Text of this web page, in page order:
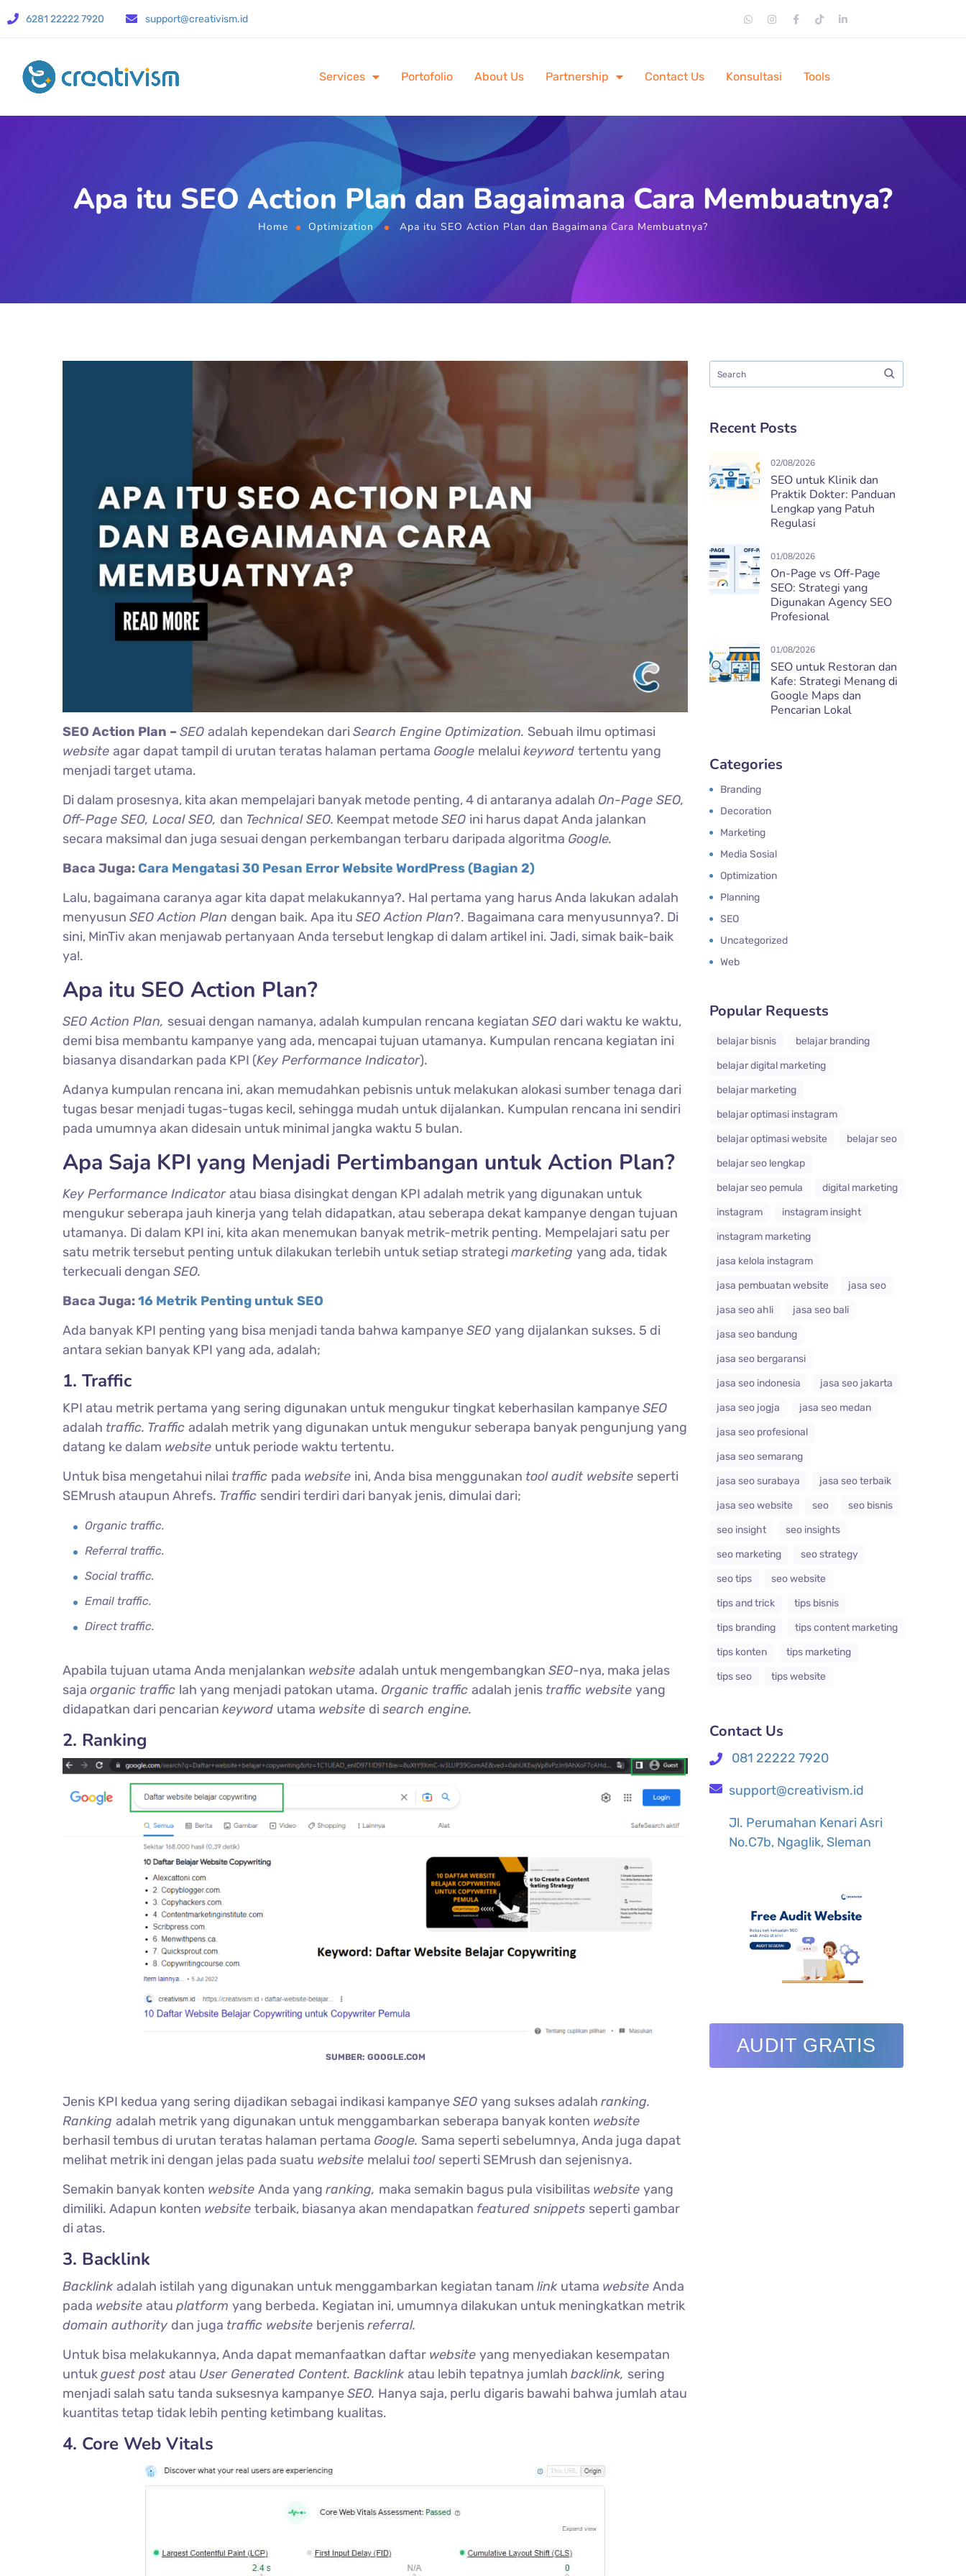
6281 22222 7920 support@creativism.id
Services Portofolio About Us Partnership Contact Us Konsultasi Tools
Apa itu SEO Action Plan dan Bagaimana Cara Membuatnya?
Home Optimization Apa itu SEO Action Plan dan Bagaimana Cara Membuatnya?
SEO Action Plan –SEO adalah kependekan dari Search Engine Optimization. Sebuah ilmu optimasi
website agar dapat tampil di urutan teratas halaman pertama Google melalui keyword tertentu yang
menjadi target utama.
Di dalam prosesnya, kita akan mempelajari banyak metode penting, 4 di antaranya adalah On-Page SEO,
Off-Page SEO, Local SEO, dan Technical SEO. Keempat metodeSEO ini harus dapat Anda jalankan
secara maksimal dan juga sesuai dengan perkembangan terbaru daripada algoritma Google.
Baca Juga:Cara Mengatasi 30 Pesan Error Website WordPress (Bagian 2)
Lalu, bagaimana caranya agar kita dapat melakukannya?. Hal pertama yang harus Anda lakukan adalah
menyusun SEO Action Plan dengan baik. Apa itu SEO Action Plan?. Bagaimana cara menyusunnya?. Di
sini, MinTiv akan menjawab pertanyaan Anda tersebut lengkap di dalam artikel ini. Jadi, simak baik-baik
ya!.
Apa itu SEO Action Plan?
SEO Action Plan, sesuai dengan namanya, adalah kumpulan rencana kegiatan SEO dari waktu ke waktu,
demi bisa membantu kampanye yang ada, mencapai tujuan utamanya. Kumpulan rencana kegiatan ini
biasanya disandarkan pada KPI (Key Performance Indicator).
Adanya kumpulan rencana ini, akan memudahkan pebisnis untuk melakukan alokasi sumber tenaga dari
tugas besar menjadi tugas-tugas kecil, sehingga mudah untuk dijalankan. Kumpulan rencana ini sendiri
pada umumnya akan didesain untuk minimal jangka waktu 5 bulan.
Apa Saja KPI yang Menjadi Pertimbangan untuk Action Plan?
Key Performance Indicatoratau biasa disingkat dengan KPI adalah metrik yang digunakan untuk
mengukur seberapa jauh kinerja yang telah didapatkan, atau seberapa dekat kampanye dengan tujuan
utamanya. Di dalam KPI ini, kita akan menemukan banyak metrik-metrik penting. Mempelajari satu per
satu metrik tersebut penting untuk dilakukan terlebih untuk setiap strategi marketing yang ada, tidak
terkecuali dengan SEO.
Baca Juga:16 Metrik Penting untuk SEO
Ada banyak KPI penting yang bisa menjadi tanda bahwa kampanyeSEO yang dijalankan sukses. 5 di
antara sekian banyak KPI yang ada, adalah;
1. Traffic
KPI atau metrik pertama yang sering digunakan untuk mengukur tingkat keberhasilan kampanyeSEO
adalah traffic. Traffic adalah metrik yang digunakan untuk mengukur seberapa banyak pengunjung yang
datang ke dalam website untuk periode waktu tertentu.
Untuk bisa mengetahui nilai traffic pada website ini, Anda bisa menggunakan tool audit website seperti
SEMrush ataupun Ahrefs. Traffic sendiri terdiri dari banyak jenis, dimulai dari;
Organic traffic.
Referral traffic.
Social traffic.
Email traffic.
Direct traffic.
Apabila tujuan utama Anda menjalankan website adalah untuk mengembangkan SEO-nya, maka jelas
saja organic traffic lah yang menjadi patokan utama. Organic traffic adalah jenis traffic website yang
didapatkan dari pencarian keyword utama website di search engine.
2. Ranking
SUMBER: GOOGLE.COM
Jenis KPI kedua yang sering dijadikan sebagai indikasi kampanyeSEO yang sukses adalah ranking.
Ranking adalah metrik yang digunakan untuk menggambarkan seberapa banyak konten website
berhasil tembus di urutan teratas halaman pertama Google. Sama seperti sebelumnya, Anda juga dapat
melihat metrik ini dengan jelas pada suatu website melalui tool seperti SEMrush dan sejenisnya.
Semakin banyak konten website Anda yang ranking, maka semakin bagus pula visibilitas website yang
dimiliki. Adapun konten website terbaik, biasanya akan mendapatkan featured snippets seperti gambar
di atas.
3. Backlink
Backlink adalah istilah yang digunakan untuk menggambarkan kegiatan tanam link utama website Anda
pada website atau platform yang berbeda. Kegiatan ini, umumnya dilakukan untuk meningkatkan metrik
domain authority dan juga traffic website berjenisreferral.
Untuk bisa melakukannya, Anda dapat memanfaatkan daftar website yang menyediakan kesempatan
untukguest post atau User Generated Content. Backlink atau lebih tepatnya jumlah backlink, sering
menjadi salah satu tanda suksesnya kampanyeSEO. Hanya saja, perlu digaris bawahi bahwa jumlah atau
kuantitas tetap tidak lebih penting ketimbang kualitas.
4. Core Web Vitals
Recent Posts
02/08/2026
SEO untuk Klinik dan
Praktik Dokter: Panduan
Lengkap yang Patuh
Regulasi
01/08/2026
On-Page vs Off-Page
SEO: Strategi yang
Digunakan Agency SEO
Profesional
01/08/2026
SEO untuk Restoran dan
Kafe: Strategi Menang di
Google Maps dan
Pencarian Lokal
Categories
Branding
Decoration
Marketing
Media Sosial
Optimization
Planning
SEO
Uncategorized
Web
Popular Requests
belajar bisnis
belajar branding
belajar digital marketing
belajar marketing
belajar optimasi instagram
belajar optimasi website
belajar seo
belajar seo lengkap
belajar seo pemula
digital marketing
instagram
instagram insight
instagram marketing
jasa kelola instagram
jasa pembuatan website
jasa seo
jasa seo ahli
jasa seo bali
jasa seo bandung
jasa seo bergaransi
jasa seo indonesia
jasa seo jakarta
jasa seo jogja
jasa seo medan
jasa seo profesional
jasa seo semarang
jasa seo surabaya
jasa seo terbaik
jasa seo website
seo
seo bisnis
seo insight
seo insights
seo marketing
seo strategy
seo tips
seo website
tips and trick
tips bisnis
tips branding
tips content marketing
tips konten
tips marketing
tips seo
tips website
Contact Us
081 22222 7920
support@creativism.id
Jl. Perumahan Kenari Asri
No.C7b, Ngaglik, Sleman
AUDIT GRATIS